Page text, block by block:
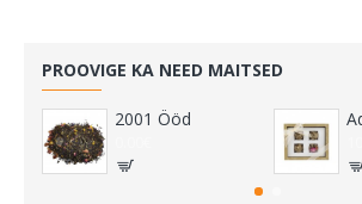
PROOVIGE KA NEED MAITSED
2001 Ööd